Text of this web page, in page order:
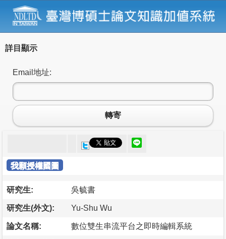
詳目顯示
Email地址:
轉寄
我願授權國圖
研究生: 吳毓書
研究生(外文): Yu-Shu Wu
論文名稱: 數位雙生串流平台之即時編輯系統